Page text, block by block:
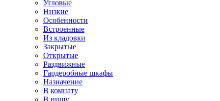
Угловые
Низкие
Особенности
Встроенные
Из кладовки
Закрытые
Открытые
Раздвижные
Гардеробные шкафы
Назначение
В комнату
В нишу